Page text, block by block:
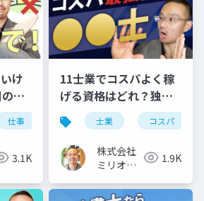
け
モ
公
仕事 スケジュール
3.1K
11士業でコスパよく稼
げる資格はどれ？独立
開業に向いているのは
コレ
士業 コスパ
株式会社
ミリオン
1.9K